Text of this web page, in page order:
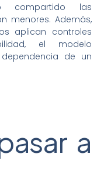
compartido las
menores. Además,
aplican controles
el modelo
de un
a